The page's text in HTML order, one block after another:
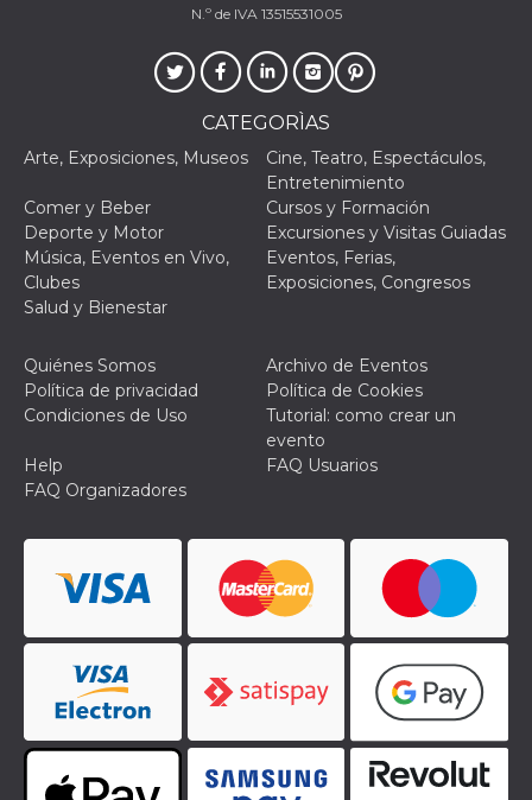
N.º de IVA 13515531005
CATEGORÌAS
Arte, Exposiciones, Museos
Cine, Teatro, Espectáculos,
Entretenimiento
Comer y Beber
Cursos y Formación
Deporte y Motor
Excursiones y Visitas Guiadas
Música, Eventos en Vivo,
Clubes
Eventos, Ferias,
Exposiciones, Congresos
Salud y Bienestar
Quiénes Somos
Archivo de Eventos
Política de privacidad
Política de Cookies
Condiciones de Uso
Tutorial: como crear un
evento
Help
FAQ Usuarios
FAQ Organizadores